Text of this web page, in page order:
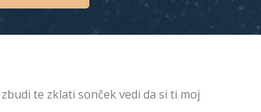
te zklati sonček vedi da si ti moj